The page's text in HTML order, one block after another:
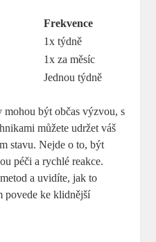
Frekvence
1x týdně
1x za měsíc
Jednou týdně
mohou být občas výzvou, s
můžete udržet váš
stavu. Nejde o to, být
péči a rychlé reakce.
a uvidíte, jak to
povede ke klidnější